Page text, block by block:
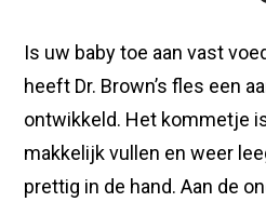
Is uw baby toe aan vast
heeft Dr. Brown’s fles een
ontwikkeld. Het kommetje
makkelijk vullen en weer
prettig in de hand. Aan de